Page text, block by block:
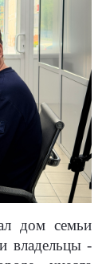
дом семьи
владельцы -